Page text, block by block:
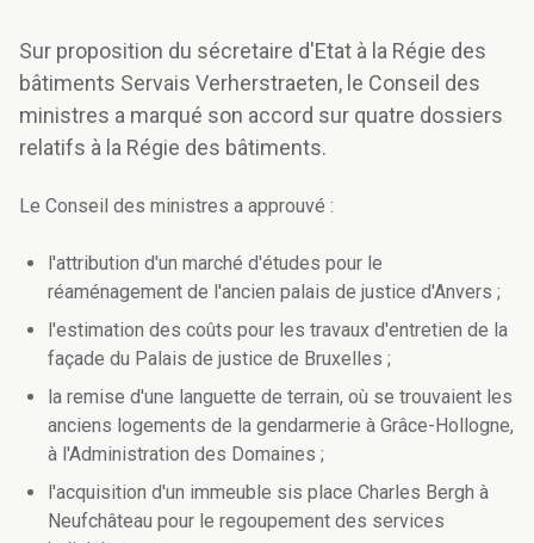
Sur proposition du sécretaire d'Etat à la Régie des
bâtiments Servais Verherstraeten, le Conseil des
ministres a marqué son accord sur quatre dossiers
relatifs à la Régie des bâtiments.
Le Conseil des ministres a approuvé :
l'attribution d'un marché d'études pour le
réaménagement de l'ancien palais de justice d'Anvers ;
l'estimation des coûts pour les travaux d'entretien de la
façade du Palais de justice de Bruxelles ;
la remise d'une languette de terrain, où se trouvaient les
anciens logements de la gendarmerie à Grâce-Hollogne,
à l'Administration des Domaines ;
l'acquisition d'un immeuble sis place Charles Bergh à
Neufchâteau pour le regoupement des services